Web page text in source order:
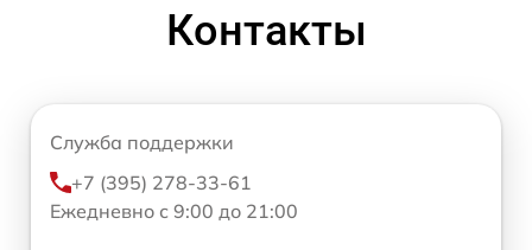
Контакты
Служба поддержки
+7 (395) 278-33-61
Ежедневно с 9:00 до 21:00